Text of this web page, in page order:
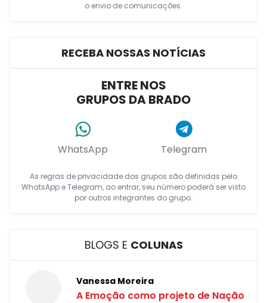
o envio de comunicações.
RECEBA NOSSAS NOTÍCIAS
ENTRE NOS
GRUPOS DA BRADO
WhatsApp Telegram
As regras de privacidade dos grupos são definidas pelo
WhatsApp e Telegram, ao entrar, seu número poderá ser visto
por outros integrantes do grupo.
BLOGS E COLUNAS
Vanessa Moreira
A Emoção como projeto de Nação